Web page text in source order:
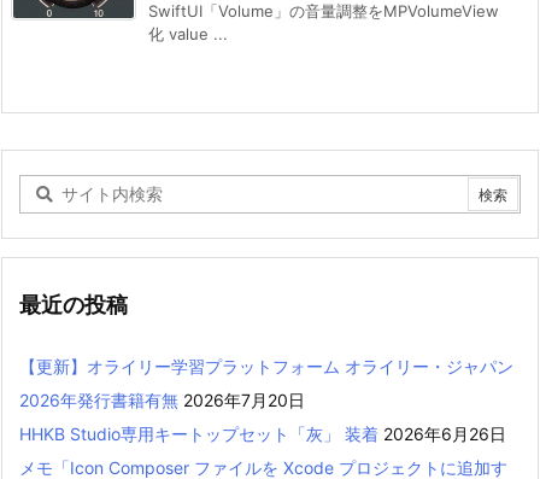
SwiftUI「Volume」の音量調整をMPVolumeView
化 value ...
最近の投稿
【更新】オライリー学習プラットフォーム オライリー・ジャパン
2026年発行書籍有無 2026年7月20日
HHKB Studio専用キートップセット「灰」 装着 2026年6月26日
メモ「Icon Composer ファイルを Xcode プロジェクトに追加す